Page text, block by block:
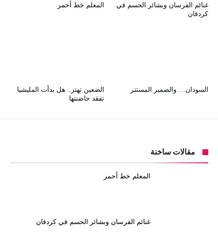
المعلم خط أحمر
غنائم الفرسان وبشائر الحسم في
كردفان
الضعين تهتز.. هل بدأت المليشيا
تفقد حاضنتها
السودان… والضمير المستتر
مقالات ساخنة
المعلم خط أحمر
غنائم الفرسان وبشائر الحسم في كردفان